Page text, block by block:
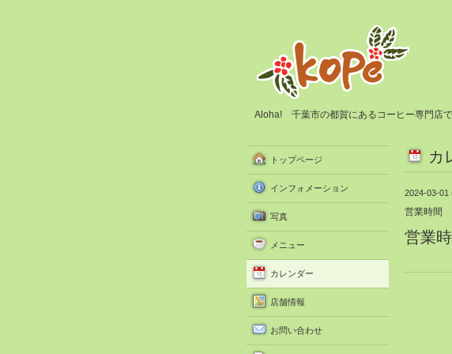
Aloha! 千葉市の都賀にあるコーヒー専門店で
カ
2024-03-01
営業時間
営業
トップページ
インフォメーション
写真
メニュー
カレンダー
店舗情報
お問い合わせ